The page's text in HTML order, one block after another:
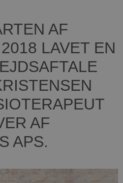
AF
LAVET EN
AF
APS.